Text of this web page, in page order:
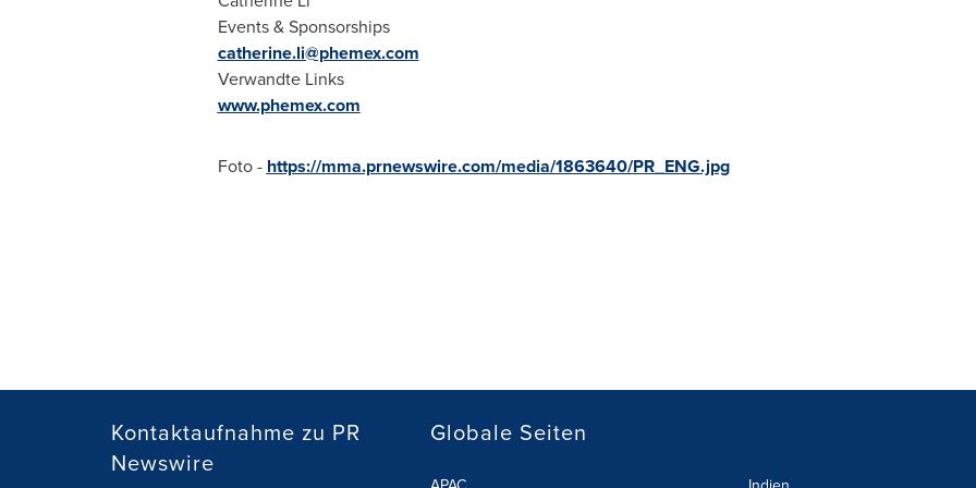
Events & Sponsorships
catherine.li@phemex.com
Verwandte Links
www.phemex.com
Foto - https://mma.prnewswire.com/media/1863640/PR_ENG.jpg
Kontaktaufnahme zu PR
Newswire
Globale Seiten